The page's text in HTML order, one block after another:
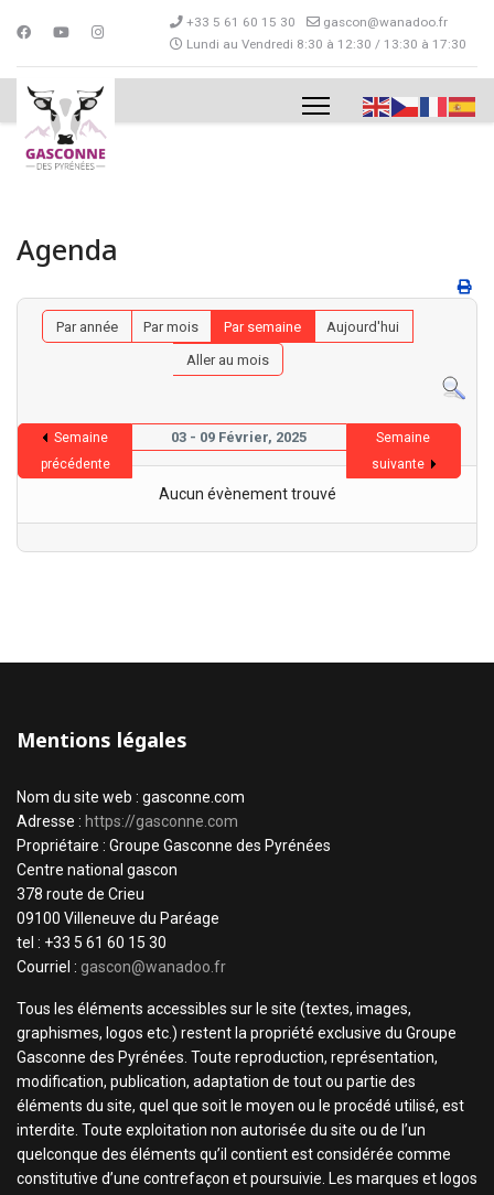
+33 5 61 60 15 30
gascon@wanadoo.fr
Lundi au Vendredi 8:30 à 12:30 / 13:30 à 17:30
Agenda
Par année Par mois Par semaine
Aujourd'hui
Aller au mois
Semaine
précédente
03 - 09 Février, 2025
Semaine
suivante
Aucun évènement trouvé
Mentions légales
Nom du site web : gasconne.com
Adresse : https://gasconne.com
Propriétaire : Groupe Gasconne des Pyrénées
Centre national gascon
378 route de Crieu
09100 Villeneuve du Paréage
tel : +33 5 61 60 15 30
Courriel : gascon@wanadoo.fr
Tous les éléments accessibles sur le site (textes, images,
graphismes, logos etc.) restent la propriété exclusive du Groupe
Gasconne des Pyrénées. Toute reproduction, représentation,
modification, publication, adaptation de tout ou partie des
éléments du site, quel que soit le moyen ou le procédé utilisé, est
interdite. Toute exploitation non autorisée du site ou de l’un
quelconque des éléments qu’il contient est considérée comme
constitutive d’une contrefaçon et poursuivie. Les marques et logos